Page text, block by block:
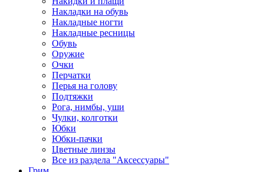
Накладки на обувь
Накладные ногти
Накладные ресницы
Обувь
Оружие
Очки
Перчатки
Перья на голову
Подтяжки
Рога, нимбы, уши
Чулки, колготки
Юбки
Юбки-пачки
Цветные линзы
Все из раздела "Аксессуары"